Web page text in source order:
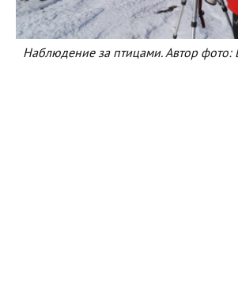
Наблюдение за птицами. Автор фото: